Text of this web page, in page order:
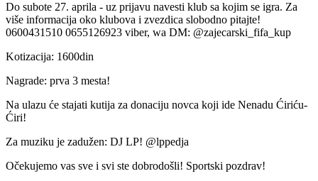
Do subote 27. aprila - uz prijavu navesti klub sa kojim se igra. Za
više informacija oko klubova i zvezdica slobodno pitajte!
0600431510 0655126923 viber, wa DM: @zajecarski_fifa_kup
Kotizacija: 1600din
Nagrade: prva 3 mesta!
Na ulazu će stajati kutija za donaciju novca koji ide Nenadu Ćiriću-
Ćiri!
Za muziku je zadužen: DJ LP! @lppedja
Očekujemo vas sve i svi ste dobrodošli! Sportski pozdrav!